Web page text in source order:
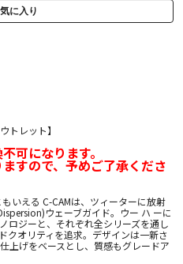
に入り
トレット】
可になります。
すので、予めご了承くださ
いえる C-CAMは、ツィーターに放射
ウェーブガイド。ウー ハ ーに
ロジーと、それぞれ全シリーズを通し
クオリティを追求。デザインは一新さ
上げをベースとし、質感もグレードア